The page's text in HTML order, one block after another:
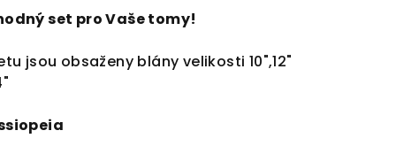
set pro Vaše tomy!
jsou obsaženy blány velikosti 10",12"